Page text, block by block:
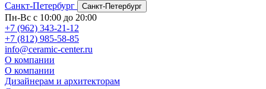
Санкт-Петербург
Санкт-Петербург
Пн-Вс с 10:00 до 20:00
+7 (962) 343-21-12
+7 (812) 985-58-85
info@ceramic-center.ru
О компании
О компании
Дизайнерам и архитекторам